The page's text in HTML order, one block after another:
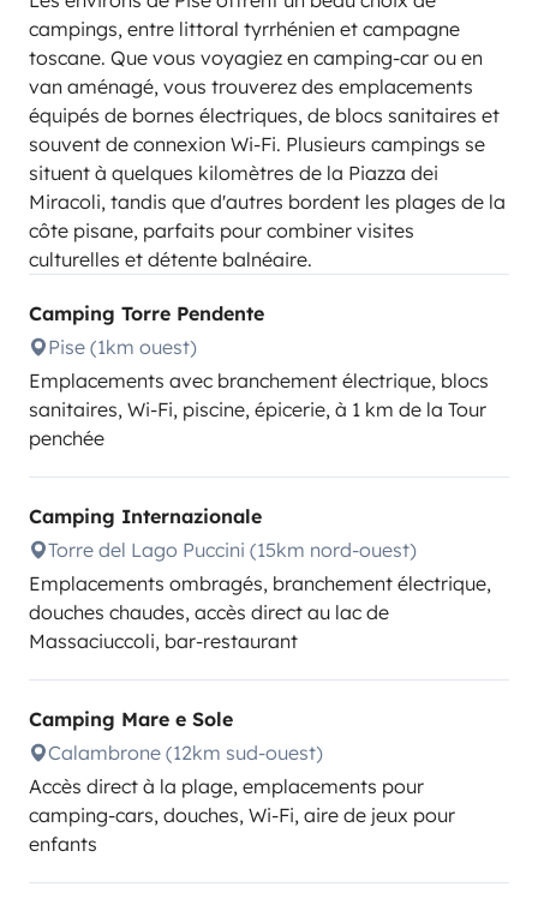
campings, entre littoral tyrrhénien et campagne
toscane. Que vous voyagiez en camping-car ou en
van aménagé, vous trouverez des emplacements
équipés de bornes électriques, de blocs sanitaires et
souvent de connexion Wi-Fi. Plusieurs campings se
situent à quelques kilomètres de la Piazza dei
Miracoli, tandis que d'autres bordent les plages de la
côte pisane, parfaits pour combiner visites
culturelles et détente balnéaire.
Camping Torre Pendente
Pise (1km ouest)
Emplacements avec branchement électrique, blocs
sanitaires, Wi-Fi, piscine, épicerie, à 1 km de la Tour
penchée
Camping Internazionale
Torre del Lago Puccini (15km nord-ouest)
Emplacements ombragés, branchement électrique,
douches chaudes, accès direct au lac de
Massaciuccoli, bar-restaurant
Camping Mare e Sole
Calambrone (12km sud-ouest)
Accès direct à la plage, emplacements pour
camping-cars, douches, Wi-Fi, aire de jeux pour
enfants